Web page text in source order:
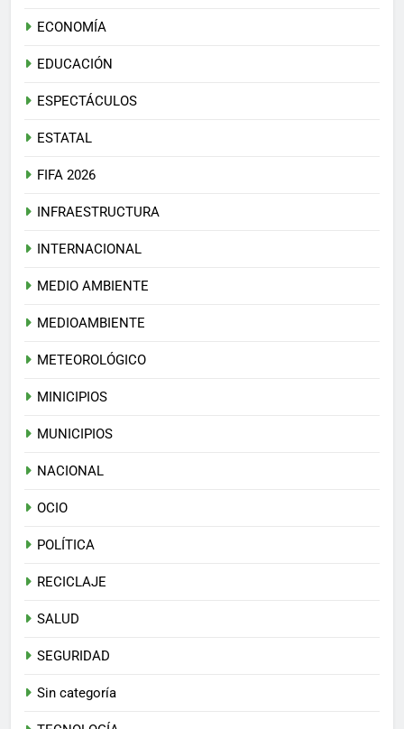
ECONOMÍA
EDUCACIÓN
ESPECTÁCULOS
ESTATAL
FIFA 2026
INFRAESTRUCTURA
INTERNACIONAL
MEDIO AMBIENTE
MEDIOAMBIENTE
METEOROLÓGICO
MINICIPIOS
MUNICIPIOS
NACIONAL
OCIO
POLÍTICA
RECICLAJE
SALUD
SEGURIDAD
Sin categoría